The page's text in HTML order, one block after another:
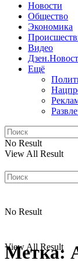
Новости
Общество
Экономика
Видео
Ещё
No Result
View All Result
No Result
View All Result
Метка: